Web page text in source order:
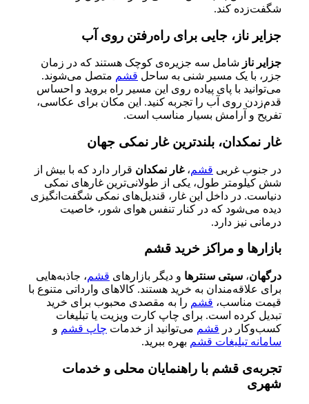
شگفت‌زده کند.
جزایر ناز، جایی برای راه‌رفتن روی آب
جزایر ناز شامل سه جزیره‌ی کوچک هستند که در زمان
جزر، با یک مسیر شنی به ساحل قشم متصل می‌شوند.
می‌توانید با پای پیاده روی این مسیر راه بروید و احساس
قدم‌زدن روی آب را تجربه کنید. این مکان برای عکاسی،
تفریح و آرامش بسیار مناسب است.
غار نمکدان، بلندترین غار نمکی جهان
در جنوب غربی قشم،غار نمکدان قرار دارد که با بیش از
شش کیلومتر طول، یکی از طولانی‌ترین غارهای نمکی
دنیاست. در داخل این غار، قندیل‌های نمکی شگفت‌انگیزی
دیده می‌شود که در کنار تنفس هوای شور، خاصیت
درمانی نیز دارد.
بازارها و مراکز خرید قشم
درگهان، سیتی سنترها و دیگر بازارهای قشم، جاذبه‌هایی
برای علاقه‌مندان به خرید هستند. کالاهای وارداتی متنوع با
قیمت مناسب، قشم را به مقصدی محبوب برای خرید
تبدیل کرده است. برای چاپ کارت ویزیت یا تبلیغات
کسب‌وکار در قشم می‌توانید از خدمات چاپ قشم و
سامانه تبلیغات قشم بهره ببرید.
تجربه‌ی قشم با راهنمایان محلی و خدمات
شهری